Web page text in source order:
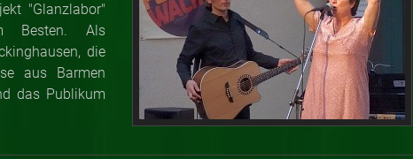
"Glanzlabor"
Besten. Als
die
aus Barmen
das Publikum